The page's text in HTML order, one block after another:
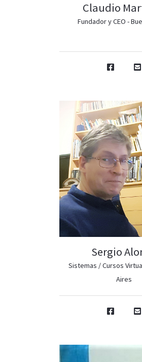
Claudio
Fundador y CEO -
Sergio
Sistemas / Cursos
Aires